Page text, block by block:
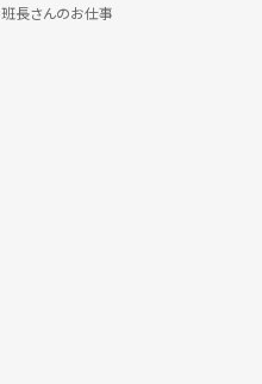
班長さんのお仕事